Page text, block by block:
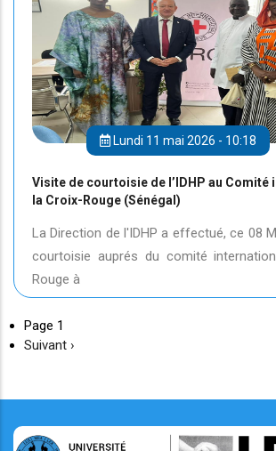
Lundi 11 mai 2026 - 10:18
Visite de courtoisie de l’IDHP au Comité
la Croix-Rouge (Sénégal)
La Direction de l'IDHP a effectué, ce 08
courtoisie auprés du comité
Rouge à
Page 1
Page
Suivant ›